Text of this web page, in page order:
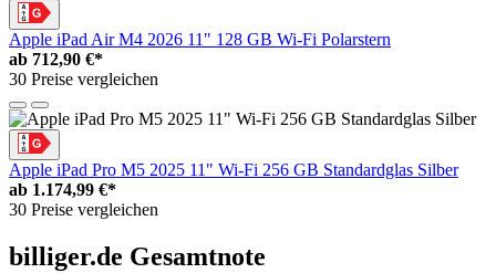
Apple iPad Air M4 2026 11" 128 GB Wi-Fi Polarstern
ab 712,90 €*
30 Preise vergleichen
Apple iPad Pro M5 2025 11" Wi-Fi 256 GB Standardglas Silber
ab 1.174,99 €*
30 Preise vergleichen
billiger.de Gesamtnote